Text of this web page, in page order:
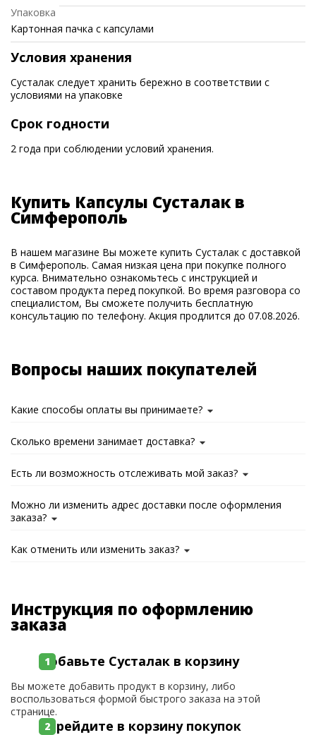
Упаковка
Картонная пачка с капсулами
Условия хранения
Сусталак следует хранить бережно в соответствии с
условиями на упаковке
Срок годности
2 года при соблюдении условий хранения.
Купить Капсулы Сусталак в
Симферополь
В нашем магазине Вы можете купить Сусталак с доставкой
в Симферополь. Самая низкая цена при покупке полного
курса. Внимательно ознакомьтесь с инструкцией и
составом продукта перед покупкой. Во время разговора со
специалистом, Вы сможете получить бесплатную
консультацию по телефону. Акция продлится до 07.08.2026.
Вопросы наших покупателей
Какие способы оплаты вы принимаете?
Сколько времени занимает доставка?
Есть ли возможность отслеживать мой заказ?
Можно ли изменить адрес доставки после оформления
заказа?
Как отменить или изменить заказ?
Инструкция по оформлению
заказа
Добавьте Сусталак в корзину
Вы можете добавить продукт в корзину, либо
воспользоваться формой быстрого заказа на этой
странице.
Перейдите в корзину покупок